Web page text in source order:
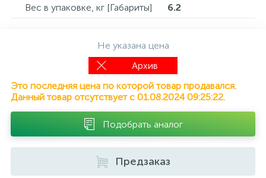
Вес в упаковке, кг [Габариты] 6.2
Не указана цена
Архив
Это последняя цена по которой товар продавался.
Данный товар отсутствует с 01.08.2024 09:25:22.
Подобрать аналог
Предзаказ